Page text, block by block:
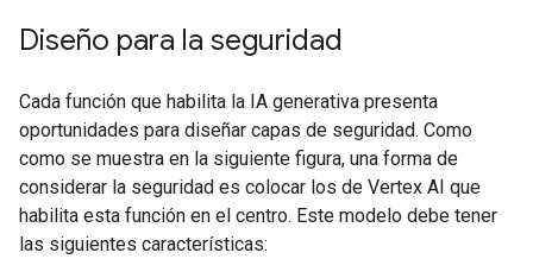
Diseño para la seguridad
Cada función que habilita la IA generativa presenta
oportunidades para diseñar capas de seguridad. Como
como se muestra en la siguiente figura, una forma de
considerar la seguridad es colocar los de Vertex AI que
habilita esta función en el centro. Este modelo debe tener
las siguientes características: